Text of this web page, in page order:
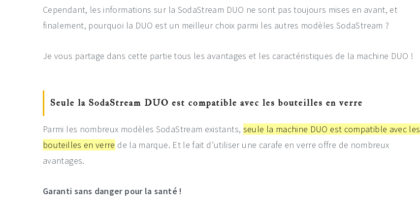
Cependant, les informations sur la SodaStream DUO ne sont pas toujours mises en avant, et
finalement, pourquoi la DUO est un meilleur choix parmi les autres modèles SodaStream ?
Je vous partage dans cette partie tous les avantages et les caractéristiques de la machine DUO !
Seule la SodaStream DUO est compatible avec les bouteilles en verre
Parmi les nombreux modèles SodaStream existants, seule la machine DUO est compatible avec les
bouteilles en verre de la marque. Et le fait d’utiliser une carafe en verre offre de nombreux
avantages.
Garanti sans danger pour la santé !